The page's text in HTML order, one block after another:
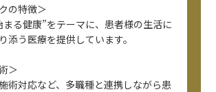
の特徴＞
まる健康”をテーマに、患者様の生活に
添う医療を提供しています。
＞
術対応など、多職種と連携しながら患